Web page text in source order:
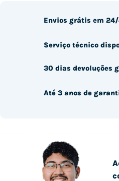
Envios grátis em
Serviço técnico
30 dias devoluções
Até 3 anos de